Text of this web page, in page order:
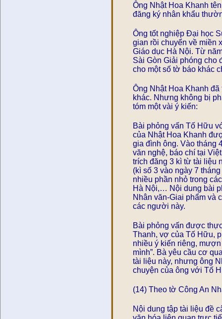
Ông Nhật Hoa Khanh
đăng ký nhân khẩu
Ông tốt nghiệp Đại học
gian rồi chuyển về miền
Giáo dục Hà Nội. Từ
Sài Gòn Giải phóng cho
cho một số tờ báo khác
Ông Nhật Hoa Khanh
khác. Nhưng không bị
tóm một vài ý kiến:
Bài phỏng vấn Tố Hữu
của Nhật Hoa Khanh
gia đình ông. Vào tháng
văn nghệ, báo chí tại
trích đăng 3 kì từ tài liệu
(kì số 3 vào ngày 7
nhiều phần nhỏ trong
Hà Nội,… Nội dung bài
Nhân văn-Giai phẩm
các người này.
Bài phỏng vấn được
Thanh, vợ của Tố Hữu,
nhiều ý kiến riêng,
mình”. Bà yêu cầu cơ
tài liệu này, nhưng ông
chuyện của ông với Tố
(14) Theo tờ Công An
Nội dung tập tài liệu đề